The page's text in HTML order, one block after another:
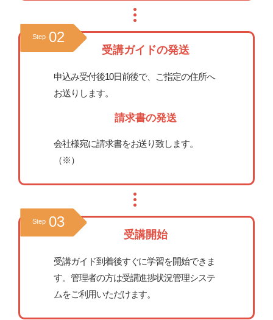
Step 02
受講ガイドの発送
申込み受付後10日前後で、ご指定の住所へ
お送りします。
請求書の発送
会社様宛に請求書をお送り致します。
（※）
Step 03
受講開始
受講ガイド到着後すぐに学習を開始できま
す。管理者の方は受講進捗状況管理システ
ムをご利用いただけます。